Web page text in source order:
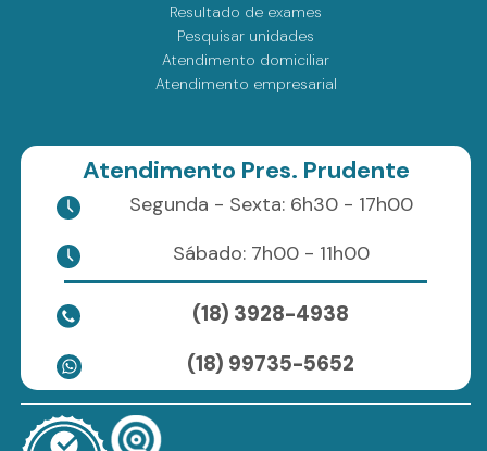
Resultado de exames
Pesquisar unidades
Atendimento domiciliar
Atendimento empresarial
Atendimento Pres. Prudente
Segunda - Sexta: 6h30 - 17h00
Sábado: 7h00 - 11h00
(18) 3928-4938
(18) 99735-5652